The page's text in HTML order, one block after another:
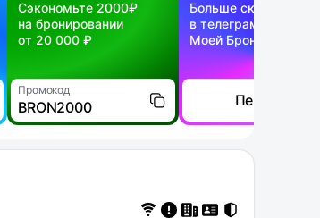
Сэкономьте 2000₽
на бронировании
от 20 000 ₽
Промокод
BRON2000
Больше скидок —
в телеграм-канале
Моей Брони
Перейти